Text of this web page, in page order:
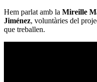
Hem parlat amb la Mireille
Jiménez, voluntàries del
que treballen.